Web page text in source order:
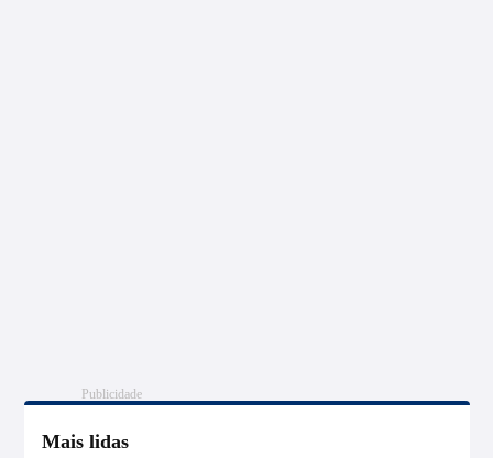
Publicidade
Mais lidas